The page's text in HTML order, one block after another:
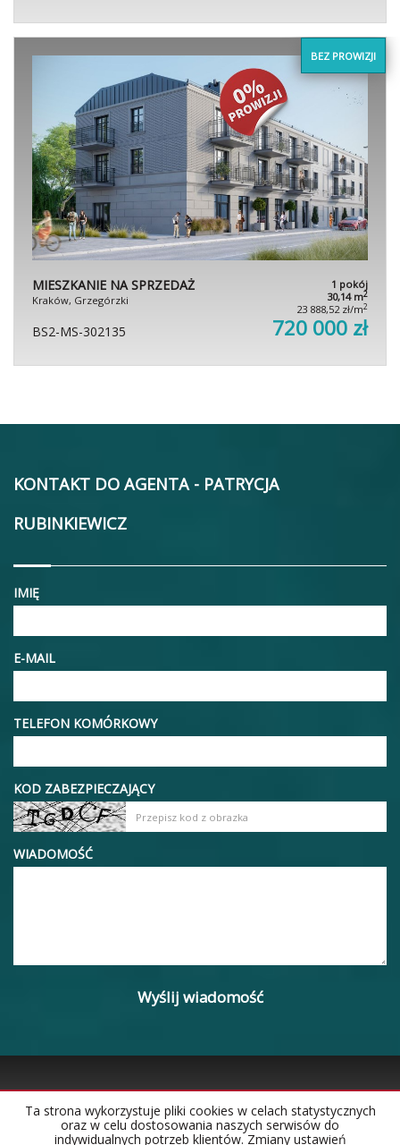
BEZ PROWIZJI
MIESZKANIE NA SPRZEDAŻ
Kraków, Grzegórzki
1 pokój
30,14 m2
23 888,52 zł/m2
BS2-MS-302135 720 000 zł
KONTAKT DO AGENTA - PATRYCJA
RUBINKIEWICZ
IMIĘ
E-MAIL
TELEFON KOMÓRKOWY
KOD ZABEZPIECZAJĄCY
WIADOMOŚĆ
Strona główna Notatnik Kontakt
Ta strona wykorzystuje pliki cookies w celach statystycznych
oraz w celu dostosowania naszych serwisów do
indywidualnych potrzeb klientów. Zmiany ustawień